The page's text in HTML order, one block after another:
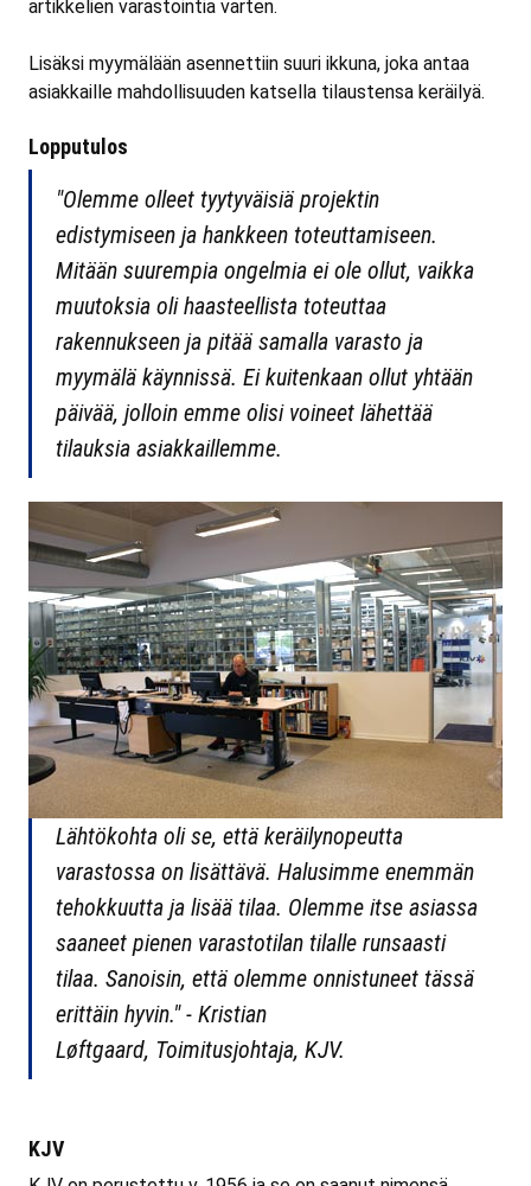
artikkelien varastointia varten.
Lisäksi myymälään asennettiin suuri ikkuna, joka antaa
asiakkaille mahdollisuuden katsella tilaustensa keräilyä.
Lopputulos
"Olemme olleet tyytyväisiä projektin
edistymiseen ja hankkeen toteuttamiseen.
Mitään suurempia ongelmia ei ole ollut, vaikka
muutoksia oli haasteellista toteuttaa
rakennukseen ja pitää samalla varasto ja
myymälä käynnissä. Ei kuitenkaan ollut yhtään
päivää, jolloin emme olisi voineet lähettää
tilauksia asiakkaillemme.
Lähtökohta oli se, että keräilynopeutta
varastossa on lisättävä. Halusimme enemmän
tehokkuutta ja lisää tilaa. Olemme itse asiassa
saaneet pienen varastotilan tilalle runsaasti
tilaa. Sanoisin, että olemme onnistuneet tässä
erittäin hyvin."- Kristian
Løftgaard, Toimitusjohtaja, KJV.
KJV